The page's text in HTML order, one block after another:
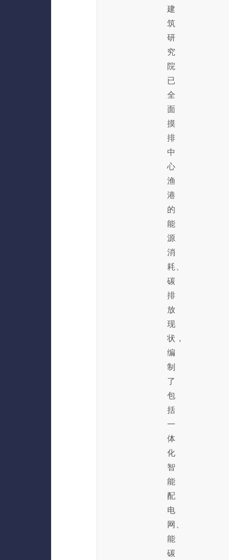
建
筑
研
究
院
已
全
面
摸
排
中
心
渔
港
的
能
源
消
耗、
碳
排
放
现
状，
编
制
了
包
括
一
体
化
智
能
配
电
网、
能
碳